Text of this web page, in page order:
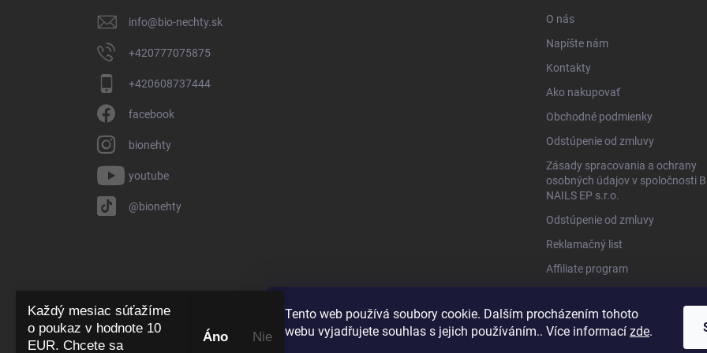
Tento web používá soubory cookie. Dalším procházením tohoto
webu vyjadřujete souhlas s jejich používáním.. Více informací zde.
info@bio-nechty.sk
+420777075875
+420608737444
facebook
bionehty
youtube
@bionehty
O nás
Napíšte nám
Kontakty
Ako nakupovať
Obchodné podmienky
Odstúpenie od zmluvy
Zásady spracovania a ochrany
osobných údajov v spoločnosti
NAILS EP s.r.o.
Odstúpenie od zmluvy
Reklamačný list
Affiliate program
Každý mesiac súťažíme
o poukaz v hodnote 10
EUR. Chcete sa
Áno ​ Nie